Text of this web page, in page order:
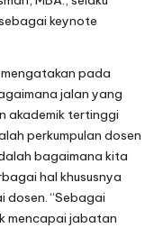
keynote
pada
jalan yang
akademik tertinggi
perkumpulan dosen
bagaimana kita
hal khususnya
dosen. “Sebagai
mencapai jabatan